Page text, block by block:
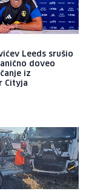
Leeds srušio
doveo
iz
Cityja